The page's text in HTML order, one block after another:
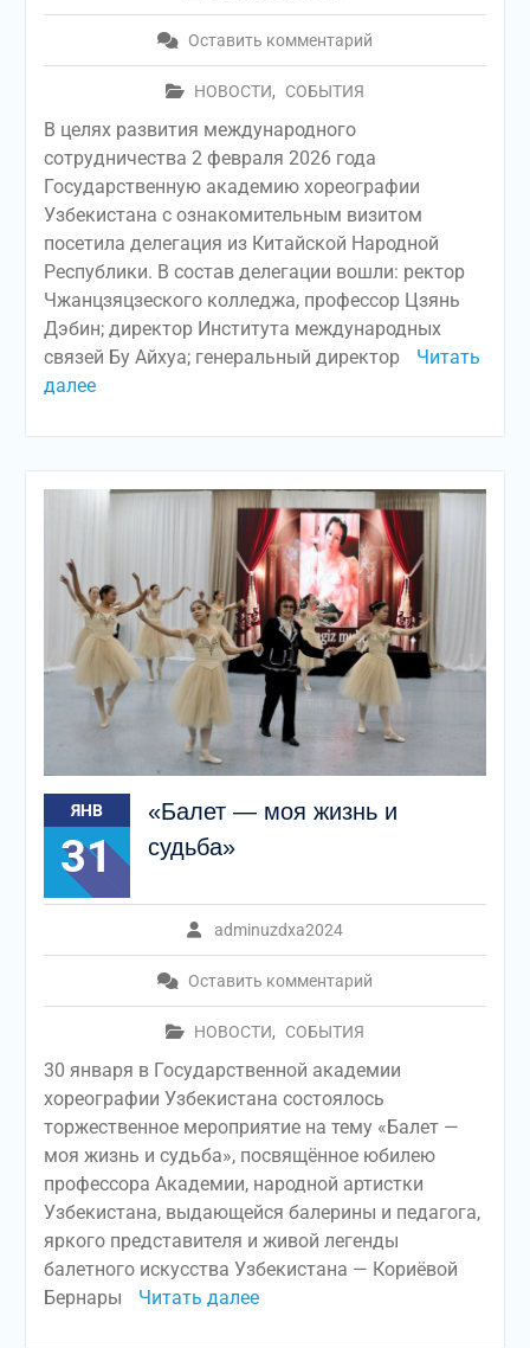
Оставить комментарий
НОВОСТИ, СОБЫТИЯ
В целях развития международного
сотрудничества 2 февраля 2026 года
Государственную академию хореографии
Узбекистана с ознакомительным визитом
посетила делегация из Китайской Народной
Республики. В состав делегации вошли: ректор
Чжанцзяцзеского колледжа, профессор Цзянь
Дэбин; директор Института международных
связей Бу Айхуа; генеральный директор
Читать
далее
ЯНВ
31
«Балет — моя жизнь и
судьба»
adminuzdxa2024
Оставить комментарий
НОВОСТИ, СОБЫТИЯ
30 января в Государственной академии
хореографии Узбекистана состоялось
торжественное мероприятие на тему «Балет —
моя жизнь и судьба», посвящённое юбилею
профессора Академии, народной артистки
Узбекистана, выдающейся балерины и педагога,
яркого представителя и живой легенды
балетного искусства Узбекистана — Кориёвой
Бернары
Читать далее